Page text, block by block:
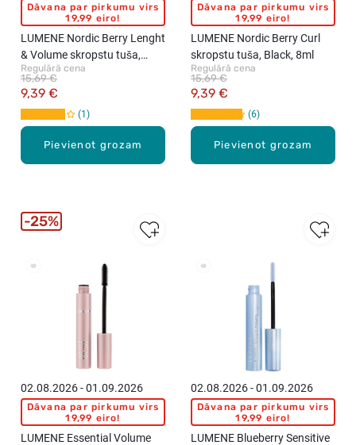
Pievienot grozam
Dāvana par pirkumu virs
19,99 eiro!
LUMENE Nordic Berry Lenght
& Volume skropstu tuša,
Black, 8ml
Regulārā cena
9,39 €
15,69 €
1
Pievienot grozam
Dāvana par pirkumu virs
19,99 eiro!
LUMENE Nordic Berry Curl
skropstu tuša, Black, 8ml
Regulārā cena
9,39 €
15,69 €
6
02.08.2026 - 01.09.2026
Dāvana par pirkumu virs
19,99 eiro!
LUMENE Essential Volume
25%
02.08.2026 - 01.09.2026
Dāvana par pirkumu virs
19,99 eiro!
LUMENE Blueberry Sensitive